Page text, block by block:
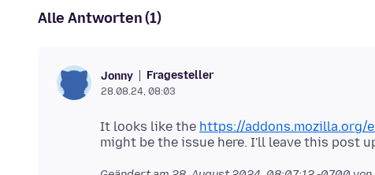
Alle Antworten (1)
Jonny Fragesteller
28.08.24, 08:03
It looks like the https://addons.mozilla.org/